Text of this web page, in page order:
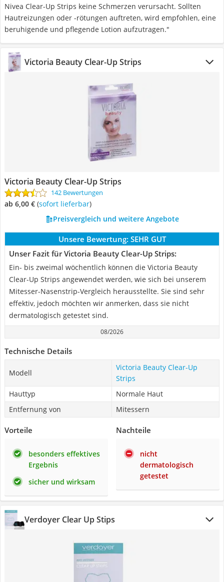
Nivea Clear-Up Strips keine Schmerzen verursacht. Sollten
Hautreizungen oder -rötungen auftreten, wird empfohlen, eine
beruhigende und pflegende Lotion aufzutragen."
Victoria Beauty Clear-Up Strips
Victoria Beauty Clear-Up Strips
142 Bewertungen
ab 6,00 € ( Sofort lieferbar)
Preisvergleich und weitere Angebote
Unsere Bewertung: SEHR GUT
Unser Fazit für Victoria Beauty Clear-Up Strips:
Ein- bis zweimal wöchentlich können die Victoria Beauty
Clear-Up Strips angewendet werden, wie sich bei unserem
Mitesser-Nasenstrip-Vergleich herausstellte. Sie sind sehr
effektiv, jedoch möchten wir anmerken, dass sie nicht
dermatologisch getestet sind.
08/2026
Technische Details
Modell
Victoria Beauty Clear-Up
Strips
Hauttyp
Normale Haut
Entfernung von
Mitessern
Vorteile
besonders effektives
Ergebnis
sicher und wirksam
Nachteile
nicht
dermatologisch
getestet
Verdoyer Clear Up Stips